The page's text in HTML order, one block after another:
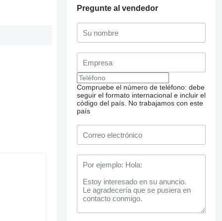
Pregunte al vendedor
Compruebe el número de teléfono: debe
seguir el formato internacional e incluir el
código del país. No trabajamos con este
país